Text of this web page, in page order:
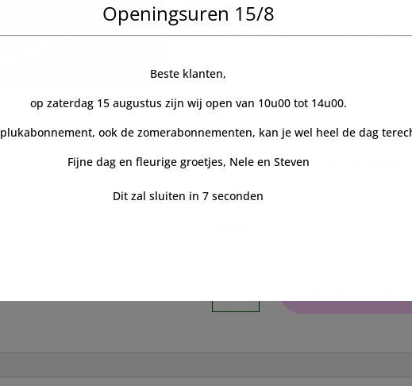
In deze workshop gaan we aan de
van dat moment en maken er wat
drinken. Na de workshop krijg je
huis om zelf verder mee aan de slag
Deze formule komt op € 60,00 per
Neem contact met ons op om een
aanvraag
Toevoegen
Openingsuren 15/8
Beste klanten,
op zaterdag 15 augustus zijn wij open van 10u00 tot 14u00.
ook de zomerabonnementen, kan je wel heel de dag
Fijne dag en fleurige groetjes, Nele en Steven
Dit zal sluiten in 6 seconden